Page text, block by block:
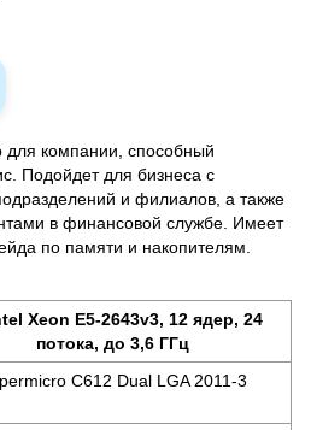
для компании, способный
Подойдет для бизнеса с
и филиалов, а также
в финансовой службе. Имеет
по памяти и накопителям.
Xeon E5-2643v3, 12 ядер, 24
потока, до 3,6 ГГц
C612 Dual LGA 2011-3